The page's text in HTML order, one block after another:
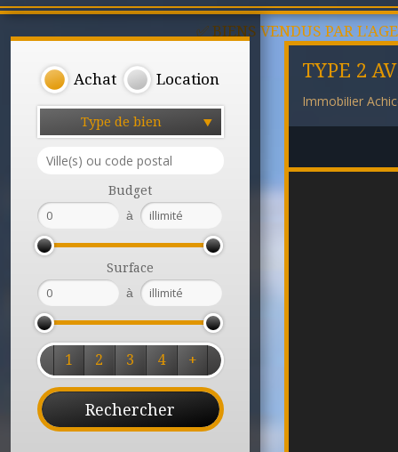
✅ BIENS VENDUS PAR
Achat Location
Type de bien
Budget
à
Surface
à
1 2 3 4 +
TYPE 2
Immobilier